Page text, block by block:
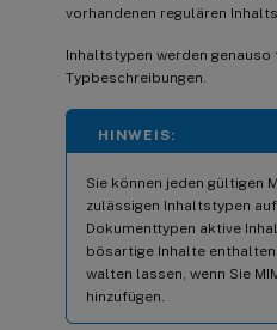
vorhandenen regulären
Inhaltstypen werden genauso
Typbeschreibungen.
HINWEIS:
Sie können jeden gültigen
zulässigen Inhaltstypen
Dokumenttypen aktive
bösartige Inhalte
walten lassen, wenn Sie
hinzufügen.